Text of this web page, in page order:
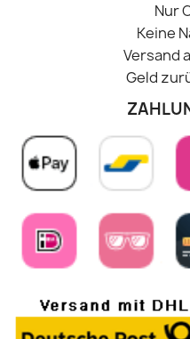
Nur
Keine
Versand
Geld